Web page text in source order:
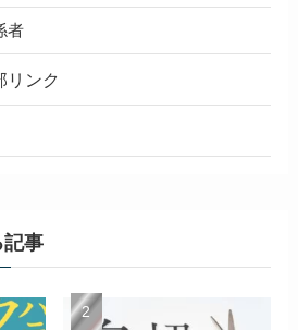
者
リンク
記事